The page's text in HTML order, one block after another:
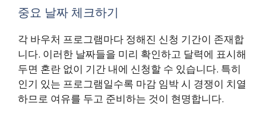
중요 날짜 체크하기
각 바우처 프로그램마다 정해진 신청 기간이 존재합
니다. 이러한 날짜들을 미리 확인하고 달력에 표시해
두면 혼란 없이 기간 내에 신청할 수 있습니다. 특히
인기 있는 프로그램일수록 마감 임박 시 경쟁이 치열
하므로 여유를 두고 준비하는 것이 현명합니다.